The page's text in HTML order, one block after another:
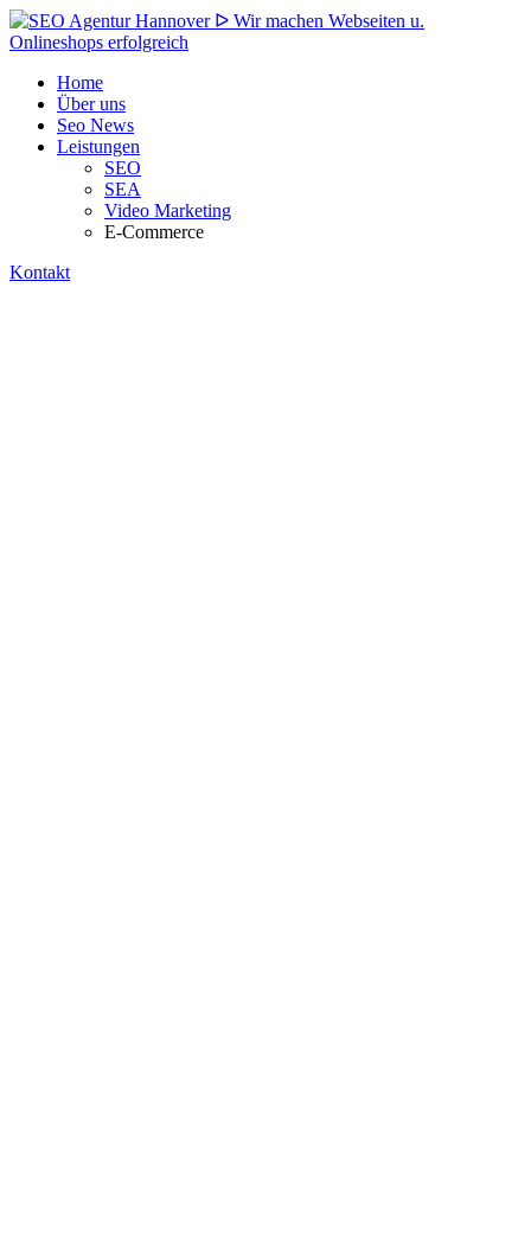
Home
Über uns
Seo News
Leistungen
SEO
SEA
Video Marketing
E-Commerce
Kontakt